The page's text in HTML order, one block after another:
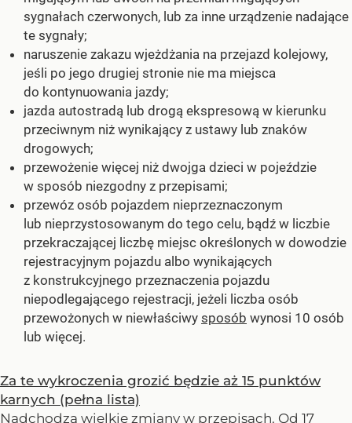
sygnałach czerwonych, lub za inne urządzenie nadające
te sygnały;
naruszenie zakazu wjeżdżania na przejazd kolejowy,
jeśli po jego drugiej stronie nie ma miejsca
do kontynuowania jazdy;
jazda autostradą lub drogą ekspresową w kierunku
przeciwnym niż wynikający z ustawy lub znaków
drogowych;
przewożenie więcej niż dwojga dzieci w pojeździe
w sposób niezgodny z przepisami;
przewóz osób pojazdem nieprzeznaczonym
lub nieprzystosowanym do tego celu, bądź w liczbie
przekraczającej liczbę miejsc określonych w dowodzie
rejestracyjnym pojazdu albo wynikających
z konstrukcyjnego przeznaczenia pojazdu
niepodlegającego rejestracji, jeżeli liczba osób
przewożonych w niewłaściwy sposób wynosi 10 osób
lub więcej.
Za te wykroczenia grozić będzie aż 15 punktów
karnych (pełna lista)
Nadchodzą wielkie zmiany w przepisach. Od 17